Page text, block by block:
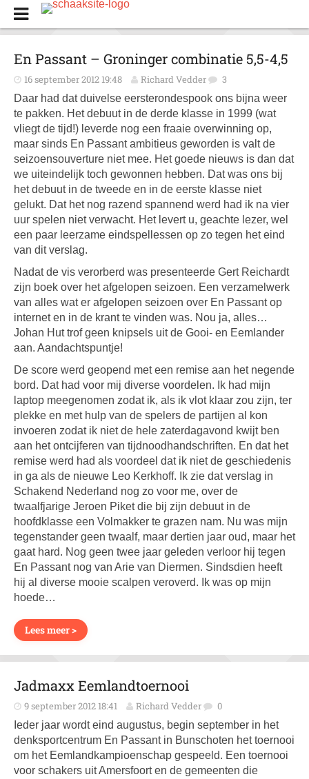
En Passant – Groninger combinatie 5,5-4,5
16 september 2012 19:48 Richard Vedder 3
Daar had dat duivelse eersterondespook ons bijna weer
te pakken. Het debuut in de derde klasse in 1999 (wat
vliegt de tijd!) leverde nog een fraaie overwinning op,
maar sinds En Passant ambitieus geworden is valt de
seizoensouverture niet mee. Het goede nieuws is dan dat
we uiteindelijk toch gewonnen hebben. Dat was ons bij
het debuut in de tweede en in de eerste klasse niet
gelukt. Dat het nog razend spannend werd had ik na vier
uur spelen niet verwacht. Het levert u, geachte lezer, wel
een paar leerzame eindspellessen op zo tegen het eind
van dit verslag.
Nadat de vis verorberd was presenteerde Gert Reichardt
zijn boek over het afgelopen seizoen. Een verzamelwerk
van alles wat er afgelopen seizoen over En Passant op
internet en in de krant te vinden was. Nou ja, alles…
Johan Hut trof geen knipsels uit de Gooi- en Eemlander
aan. Aandachtspuntje!
De score werd geopend met een remise aan het negende
bord. Dat had voor mij diverse voordelen. Ik had mijn
laptop meegenomen zodat ik, als ik vlot klaar zou zijn, ter
plekke en met hulp van de spelers de partijen al kon
invoeren zodat ik niet de hele zaterdagavond kwijt ben
aan het ontcijferen van tijdnoodhandschriften. En dat het
remise werd had als voordeel dat ik niet de geschiedenis
in ga als de nieuwe Leo Kerkhoff. Ik zie dat verslag in
Schakend Nederland nog zo voor me, over de
twaalfjarige Jeroen Piket die bij zijn debuut in de
hoofdklasse een Volmakker te grazen nam. Nu was mijn
tegenstander geen twaalf, maar dertien jaar oud, maar het
gaat hard. Nog geen twee jaar geleden verloor hij tegen
En Passant nog van Arie van Diermen. Sindsdien heeft
hij al diverse mooie scalpen veroverd. Ik was op mijn
hoede…
Lees meer >
Jadmaxx Eemlandtoernooi
9 september 2012 18:41 Richard Vedder 0
Ieder jaar wordt eind augustus, begin september in het
denksportcentrum En Passant in Bunschoten het toernooi
om het Eemlandkampioenschap gespeeld. Een toernooi
voor schakers uit Amersfoort en de gemeenten die